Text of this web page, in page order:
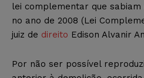
lei complementar que
no ano de 2008 (Lei
juiz de direito Edison Alvanir
Por não ser possível